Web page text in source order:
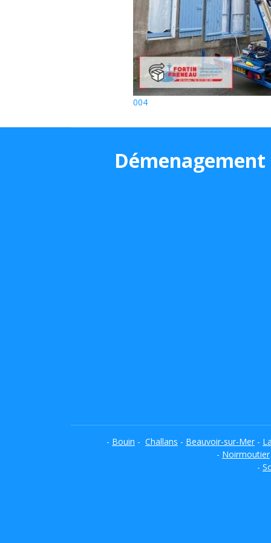
004
Démenagement
- Bouin - Challans - Beauvoir-sur-Mer -
- Noirmoutier
-